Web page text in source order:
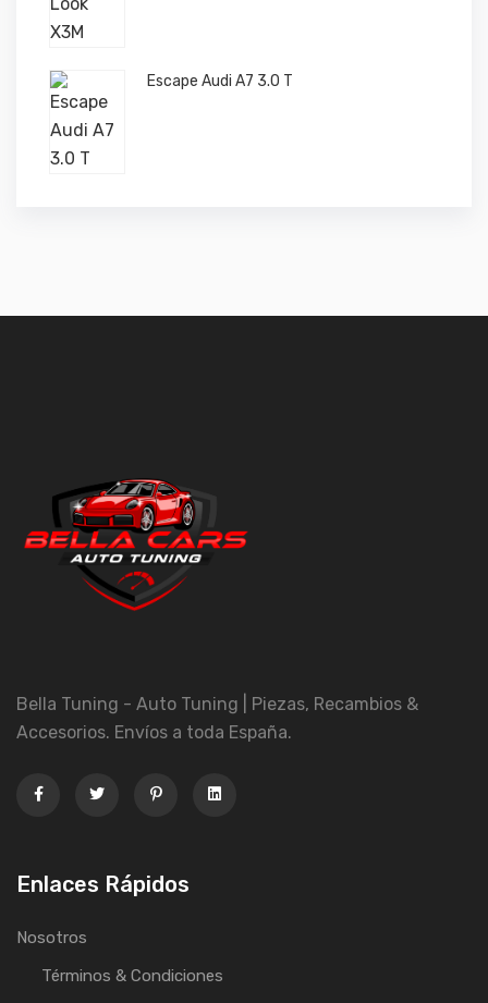
Escape Audi A7 3.0 T
Bella Tuning - Auto Tuning | Piezas, Recambios &
Accesorios. Envíos a toda España.
Enlaces Rápidos
Nosotros
Términos & Condiciones